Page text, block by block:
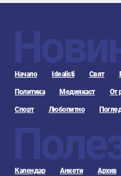
Начало Idealisti Свят
Политика Медиякаст От
Спорт Любопитно
Календар Анкети Архив